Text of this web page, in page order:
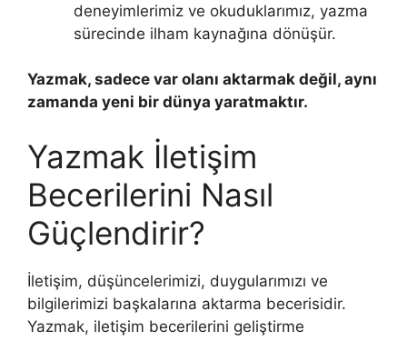
deneyimlerimiz ve okuduklarımız, yazma
sürecinde ilham kaynağına dönüşür.
Yazmak, sadece var olanı aktarmak değil, aynı
zamanda yeni bir dünya yaratmaktır.
Yazmak İletişim
Becerilerini Nasıl
Güçlendirir?
İletişim, düşüncelerimizi, duygularımızı ve
bilgilerimizi başkalarına aktarma becerisidir.
Yazmak, iletişim becerilerini geliştirme